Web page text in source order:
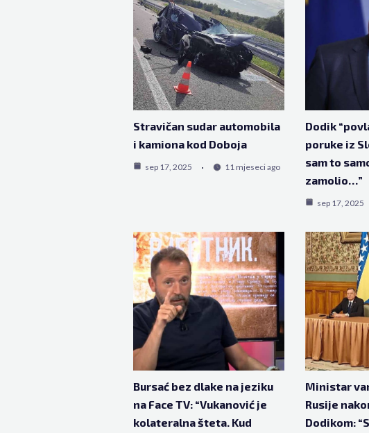
Stravičan sudar automobila
i kamiona kod Doboja
sep 17, 2025 11 mjeseci ago
Dodik
poruke iz
sam to
zamolio…”
sep 17, 2025
Bursać bez dlake na jeziku
na Face TV: “Vukanović je
kolateralna šteta. Kud
Ministar
Rusije
Dodikom: